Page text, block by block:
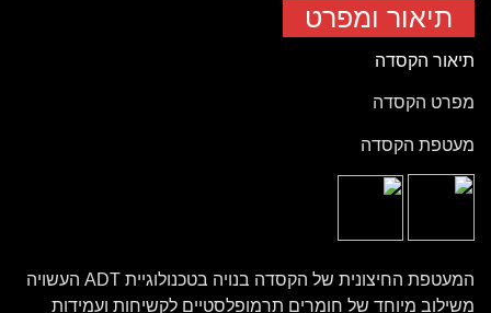
תיאור ומפרט
תיאור הקסדה
מפרט הקסדה
מעטפת הקסדה
המעטפת החיצונית של הקסדה בנויה בטכנולוגיית ADT העשויה
משילוב מיוחד של חומרים תרמופלסטיים לקשיחות ועמידות